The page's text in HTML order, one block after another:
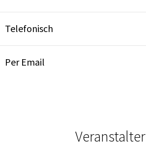
Telefonisch
Per Email
Veranstalter